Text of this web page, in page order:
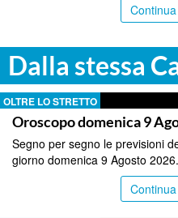
Dalla stessa
OLTRE LO STRETTO
Oroscopo domenica 9
Segno per segno le previsioni
giorno domenica 9 Agosto